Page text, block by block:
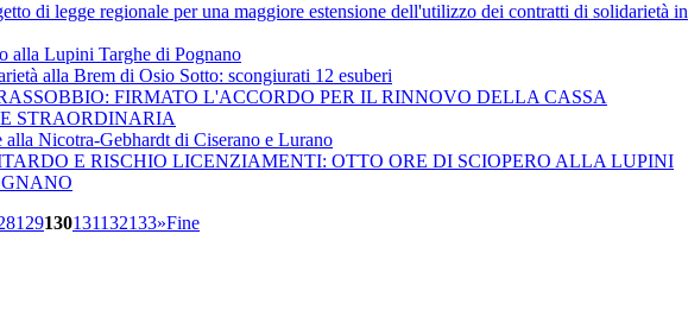
di legge regionale per una maggiore estensione dell'utilizzo dei contratti di solidarietà in
alla Lupini Targhe di Pognano
alla Brem di Osio Sotto: scongiurati 12 esuberi
FIRMATO L'ACCORDO PER IL RINNOVO DELLA CASSA
STRAORDINARIA
alla Nicotra-Gebhardt di Ciserano e Lurano
E RISCHIO LICENZIAMENTI: OTTO ORE DI SCIOPERO ALLA LUPINI
129130131132133»Fine